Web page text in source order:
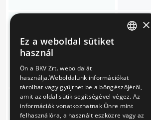
vonalán Lehel téri
biztosítóberendezés
átalakítása
VB-
Zaj-, és
rezgéskibocsátások
V-
354/15.
×
Ez a weboldal sütiket
használ
Ön a BKV Zrt. weboldalát
használja.Weboldalunk információkat
tárolhat vagy gyűjthet be a böngészőjéről,
amit az oldal sütik segítségével végez. Az
információk vonatkozhatnak Önre mint
felhasználóra, a használt eszközre vagy az